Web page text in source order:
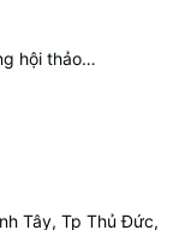
hội thảo…
Tây, Tp Thủ Đức,